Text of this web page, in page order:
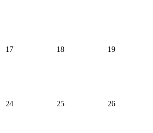
17 18 19
24 25 26